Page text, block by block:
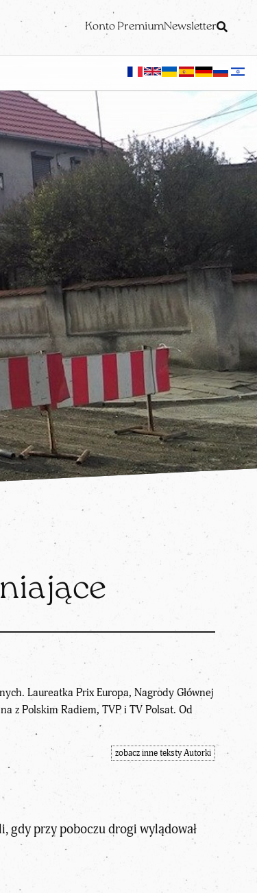
Konto PremiumNewsletter
Laureatka Prix Europa, Nagrody Głównej
z Polskim Radiem, TVP i TV Polsat. Od
zobacz inne teksty Autorki
gdy przy poboczu drogi wylądował